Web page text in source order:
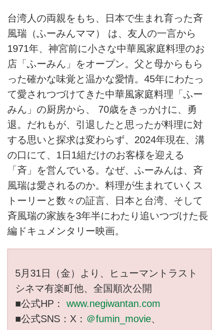
台湾人の両親をもち、日本で生まれ育った斉
風瑞（ふーみんママ） は、友人の一言から
1971年、神宮前に小さな中華風家庭料理のお
店「ふーみん」をオープン。父と母からもら
った確かな味覚と温かな愛情。45年にわたっ
て愛されつづけてきた中華風家庭料理「ふー
みん」の厨房から、 70歳をきっかけに、勇
退。だれもが、引退したと思ったが料理に対
する思いと探求は変わらず、2024年現在、溝
の口にて、1日1組だけのお客様を迎える
「斉」を営んでいる。なぜ、ふーみんは、斉
風瑞は愛されるのか。料理が生まれていくス
トーリーと数々の証言、日本と台湾、そして
斉風瑞の家族を3年半にわたり追いつづけた長
編ドキュメンタリー映画。
5月31日（金）より、ヒューマントラスト
シネマ有楽町他、全国順次公開
■公式HP： www.negiwantan.com
■公式SNS：X： ＠fumin_movie、